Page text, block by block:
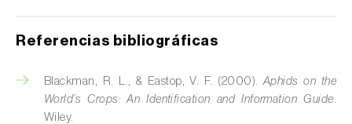
Cigarra espumosa (Philaenus spumarius
Cochinilla de Comstock (Pseudococcus
comstocki)
Referencias bibliográficas
Blackman, R. L., & Eastop, V. F. (2000). Aphids on the
World’s Crops: An Identification and Information Guide
Wiley.